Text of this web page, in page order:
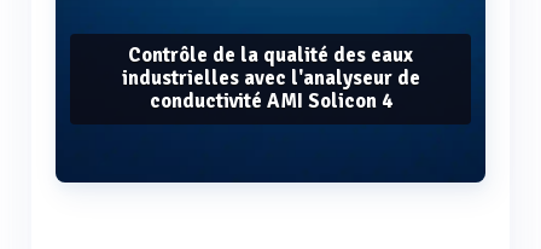
Contrôle de la qualité des eaux
industrielles avec l'analyseur de
conductivité AMI Solicon 4